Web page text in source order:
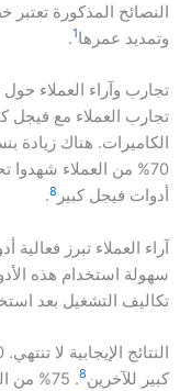
النصائح المذكورة
وتمديد عمرها1
.
تجارب وآراء العملاء
تجارب العملاء مع فيجل
الكاميرات. هناك زيادة بنسبة 26% في رضا العملاء عن
70% من العملاء شهدوا
أدوات فيجل كبير 8
.
سهولة استخدام هذه
تكاليف التشغيل بعد
كبير للآخرين8
. 75%